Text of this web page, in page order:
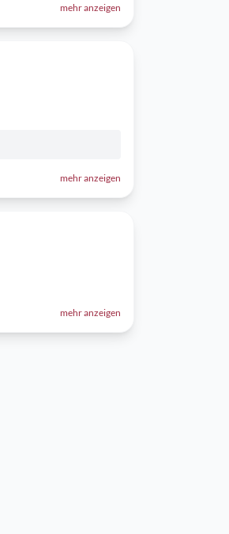
mehr anzeigen
mehr anzeigen
mehr anzeigen